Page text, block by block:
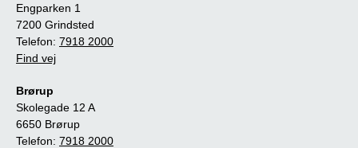
Engparken 1
7200 Grindsted
Telefon: 7918 2000
Find vej
Brørup
Skolegade 12 A
6650 Brørup
Telefon: 7918 2000